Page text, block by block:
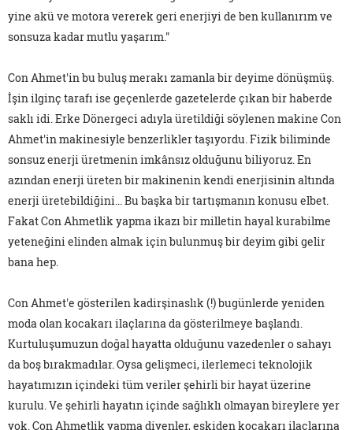
yine akü ve motora vererek geri enerjiyi de ben kullanırım ve
sonsuza kadar mutlu yaşarım."
Con Ahmet'in bu buluş merakı zamanla bir deyime dönüşmüş.
İşin ilginç tarafı ise geçenlerde gazetelerde çıkan bir haberde
saklı idi. Erke Dönergeci adıyla üretildiği söylenen makine Con
Ahmet'in makinesiyle benzerlikler taşıyordu. Fizik biliminde
sonsuz enerji üretmenin imkânsız olduğunu biliyoruz. En
azından enerji üreten bir makinenin kendi enerjisinin altında
enerji üretebildiğini... Bu başka bir tartışmanın konusu elbet.
Fakat Con Ahmetlik yapma ikazı bir milletin hayal kurabilme
yeteneğini elinden almak için bulunmuş bir deyim gibi gelir
bana hep.
Con Ahmet'e gösterilen kadirşinaslık (!) bugünlerde yeniden
moda olan kocakarı ilaçlarına da gösterilmeye başlandı.
Kurtuluşumuzun doğal hayatta olduğunu vazedenler o sahayı
da boş bırakmadılar. Oysa gelişmeci, ilerlemeci teknolojik
hayatımızın içindeki tüm veriler şehirli bir hayat üzerine
kurulu. Ve şehirli hayatın içinde sağlıklı olmayan bireylere yer
yok. Con Ahmetlik yapma diyenler, eskiden kocakarı ilaçlarına